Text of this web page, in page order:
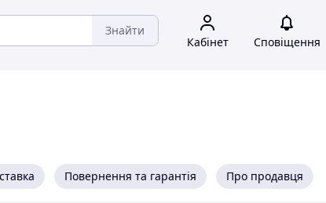
Знайти
Кабінет Сповіщення
Повернення та гарантія Про продавця